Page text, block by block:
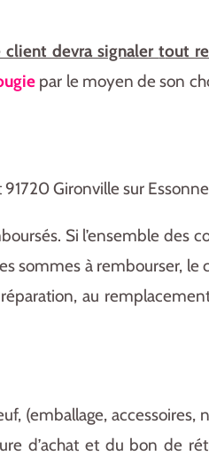
client devra signalertout
par le moyen de son
Gironville sur Essonne
Si l’ensemble des
sommes à rembourser,
au
(emballage, accessoires,
d’achat et du bon de